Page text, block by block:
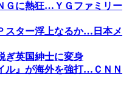
Ｇに熱狂…ＹＧファミリー
スター浮上なるか…日本メ
ぎ英国紳士に変身
ル』が海外を強打…ＣＮＮ